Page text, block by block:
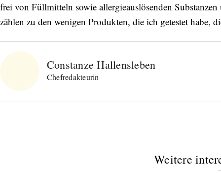
frei von Füllmitteln sowie allergieauslösenden
zählen zu den wenigen Produkten, die ich getestet habe,
Constanze Hallensleben
Chefredakteurin
Weitere